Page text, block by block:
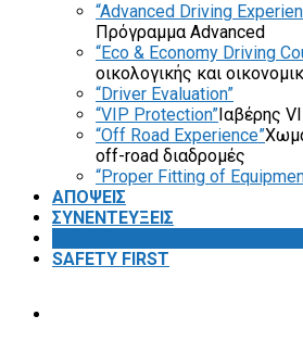
“Advanced Driving
Πρόγραμμα Advanced
“Eco & Economy Driving
οικολογικής και
“Driver Evaluation”
“VIP Protection”Ιαβέρης
“Off Road Experience”
off-road διαδρομές
“Proper Fitting of
ΑΠΟΨΕΙΣ
ΣΥΝΕΝΤΕΥΞΕΙΣ
SAFETY FIRST